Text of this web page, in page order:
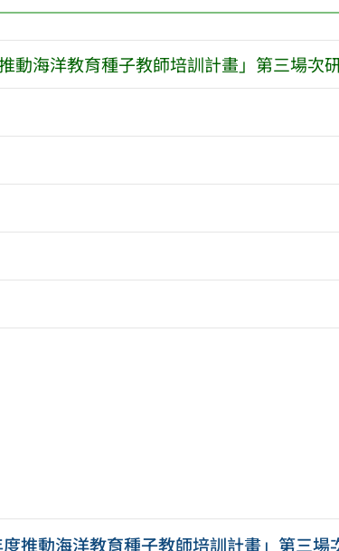
動海洋教育種子教師培訓計畫」第三場次
推動海洋教育種子教師培訓計畫」第三場